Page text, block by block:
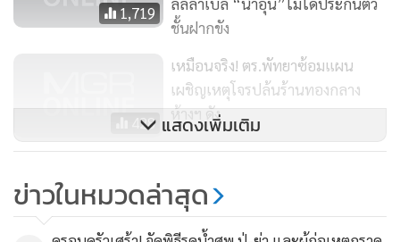
1,719
ชั้นฝากขัง
428
เหมือนจริง! ตร.พัทยาซ้อมแผน
เผชิญเหตุโจรปล้นร้านทองกลาง
ห้างฯ ดัง
833
คู่กรณีตีกันบนโรงพักรับทราบข้อ
กล่าวหา พร้อมให้เคลียร์ใจจบสวย
แสดงเพิ่มเติม
ข่าวในหมวดล่าสุด
MGR Online ใช้คุกกี้ (Cookies)
ประสบการณ์คอนเทนต์ที่ดีที่สุดให้กับผู้อ่านบนเว็บไซต์ แ
แอพพลิเคชั่นเงื่อนไขการใช้งานเว็บไซต์และนโยบายสิท